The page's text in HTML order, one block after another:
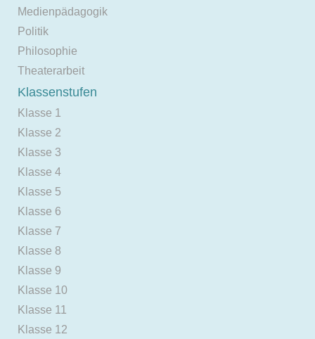
Medienpädagogik
Politik
Philosophie
Theaterarbeit
Klassenstufen
Klasse 1
Klasse 2
Klasse 3
Klasse 4
Klasse 5
Klasse 6
Klasse 7
Klasse 8
Klasse 9
Klasse 10
Klasse 11
Klasse 12